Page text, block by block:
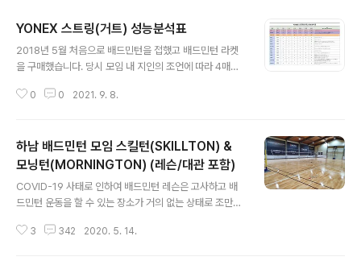
YONEX 스트링(거트) 성능분석표
2018년 5월 처음으로 배드민턴을 접했고 배드민턴 라켓
을 구매했습니다. 당시 모임 내 지인의 조언에 따라 4매듭
매듭으로 작업하려고 하였으나 배드민턴샵에서 2매듭을
4매듭으로만 하고 있어요~ 약 3년간 사용해본 스트링 종
류는 이렇습니다. - YONEX BG80 - YONEX BG66UL
TIMAX (이하 BG66UM) - YONEX EXBOLT63 일반
적으로 사용중인 스트링이 YONEX BG80 입니다. 개인적
리는 것은 YONEX BG66UM, EXBOLT63 정도입니다.
0 0 2021. 9. 8.
하남 배드민턴 모임 스킬턴(SKILLTON) &
모닝턴(MORNINGTON) (레슨/대관 포함)
COVID-19 사태로 인하여 배드민턴 레슨은 고사하고 배
드민턴 운동을 할 수 있는 장소가 거의 없는 상태로 조만간
기될 것 같네요. ㅜ.ㅜ 하지만 그나마 간간히 배드민턴 운동
3 342 2020. 5. 14.